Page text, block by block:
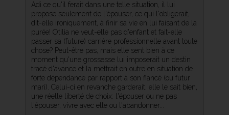
Adi ce qu'il ferait dans une telle situation, il lui
propose seulement de l'épouser, ce qui l'obligerait,
dit-elle ironiquement, à finir sa vie en lui faisant de la
purée! Otilia ne veut-elle pas d'enfant et fait-elle
passer sa (future) carrière professionnelle avant toute
chose? Peut-être pas, mais elle sent bien à ce
moment qu'une grossesse lui imposerait un destin
tracé d'avance et la mettrait en outre en situation de
forte dépendance par rapport à son fiancé (ou futur
mari). Celui-ci en revanche garderait, elle le sait bien,
une réelle liberté de choix: l'épouser ou ne pas
l'épouser, vivre avec elle ou l'abandonner...